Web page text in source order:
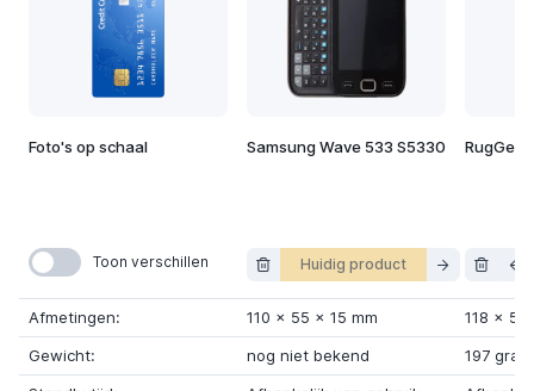
Foto's op schaal Samsung Wave 533 S5330 RugGear
Toon verschillen Huidig product
Afmetingen: 110 x 55 x 15 mm 118 x 58
Gewicht:
nog niet bekend
197 gram